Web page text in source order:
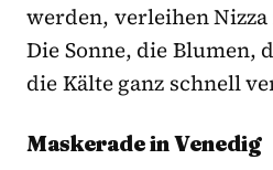
werden, verleihen
Die Sonne, die Blumen,
die Kälte ganz schnell
Maskerade in Venedig